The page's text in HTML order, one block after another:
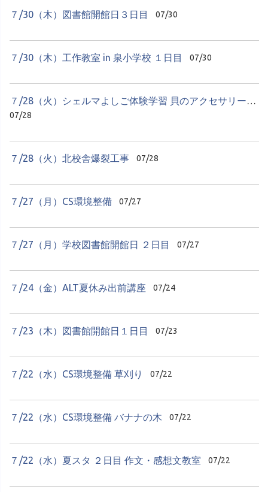
７/30（木）図書館開館日３日目 07/30
７/30（木）工作教室 in 泉小学校 １日目 07/30
７/28（火）シェルマよしご体験学習 貝のアクセサリーづくり
07/28
７/28（火）北校舎爆裂工事 07/28
７/27（月）CS環境整備 07/27
７/27（月）学校図書館開館日 ２日目 07/27
７/24（金）ALT夏休み出前講座 07/24
７/23（木）図書館開館日１日目 07/23
７/22（水）CS環境整備 草刈り 07/22
７/22（水）CS環境整備 バナナの木 07/22
７/22（水）夏スタ ２日目 作文・感想文教室 07/22